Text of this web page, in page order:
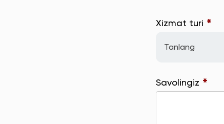
Xizmat turi *
Tanlang
Savolingiz *